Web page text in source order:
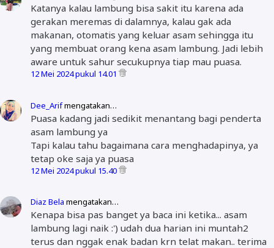
Katanya kalau lambung bisa sakit itu karena ada
gerakan meremas di dalamnya, kalau gak ada
makanan, otomatis yang keluar asam sehingga itu
yang membuat orang kena asam lambung. Jadi lebih
aware untuk sahur secukupnya tiap mau puasa.
12 Mei 2024 pukul 14.01
Dee_Arifmengatakan…
Puasa kadang jadi sedikit menantang bagi penderta
asam lambung ya
Tapi kalau tahu bagaimana cara menghadapinya, ya
tetap oke saja ya puasa
12 Mei 2024 pukul 15.40
Diaz Bela mengatakan…
Kenapa bisa pas banget ya baca ini ketika... asam
lambung lagi naik :') udah dua harian ini muntah2
terus dan nggak enak badan krn telat makan.. terima